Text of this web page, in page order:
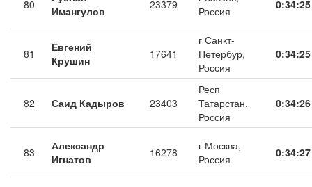
80
Имангулов
23379
Россия
0:34:25
81
Евгений
Крушин
17641
г Санкт-
Петербур,
Россия
0:34:25
82 Саид Кадыров 23403
Респ
Татарстан,
Россия
0:34:26
83
Александр
Игнатов
16278
г Москва,
Россия
0:34:27